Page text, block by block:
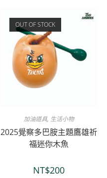
OUT OF STOCK
加油道具, 生活小物
2025覺察多巴胺主題鷹雄祈
福迷你木魚
NT$200